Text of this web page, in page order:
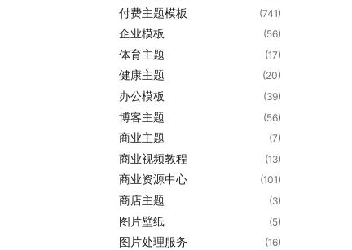
付费主题模板 (741)
企业模板 (56)
体育主题 (17)
健康主题 (20)
办公模板 (39)
博客主题 (56)
商业主题 (7)
商业视频教程 (13)
商业资源中心 (101)
商店主题 (3)
图片壁纸 (5)
图片处理服务 (16)